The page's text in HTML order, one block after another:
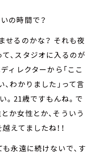
の時間で？
せるのかな？ それも夜
、スタジオに入るのが
ィレクターから「ここ
、わかりました」って言
。21歳ですもんね。で
か女性とか、そういう
えてましたね！！
永遠に続けないで、す